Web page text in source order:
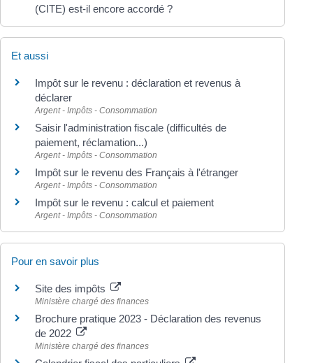
(CITE) est-il encore accordé ?
Et aussi
Impôt sur le revenu : déclaration et revenus à
déclarer
Argent - Impôts - Consommation
Saisir l'administration fiscale (difficultés de
paiement, réclamation...)
Argent - Impôts - Consommation
Impôt sur le revenu des Français à l'étranger
Argent - Impôts - Consommation
Impôt sur le revenu : calcul et paiement
Argent - Impôts - Consommation
Pour en savoir plus
Site des impôts
Ministère chargé des finances
Brochure pratique 2023 - Déclaration des revenus
de 2022
Ministère chargé des finances